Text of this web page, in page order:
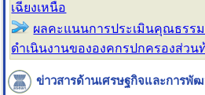
เฉียงเหนือ
ผลคะแนนการประเมินคุณธรร
ดำเนินงานขององคกรปกครองส่วน
ข่าวสารด้านเศรษฐกิจและการพั